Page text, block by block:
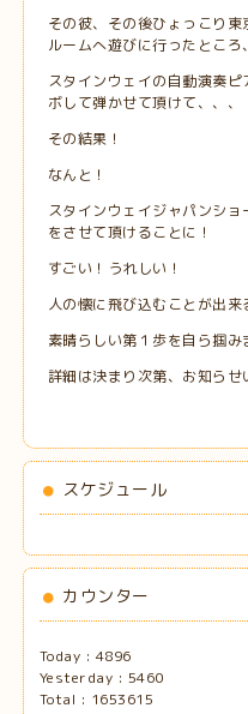
その彼、その後ひょっこり
ルームへ遊びに行ったところ
スタインウェイの自動演奏
ボして弾かせて頂けて、、、
その結果！
なんと！
スタインウェイジャパンシ
をさせて頂けることに！
すごい！うれしい！
人の懐に飛び込むことが出来
素晴らしい第１歩を自ら掴み
詳細は決まり次第、お知らせ
スケジュール
カウンター
Today : 4896
Yesterday : 5460
Total : 1653615